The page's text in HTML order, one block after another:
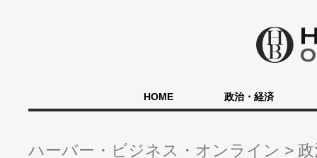
HOME 政治・経済
ハーバー・ビジネス・オンライン